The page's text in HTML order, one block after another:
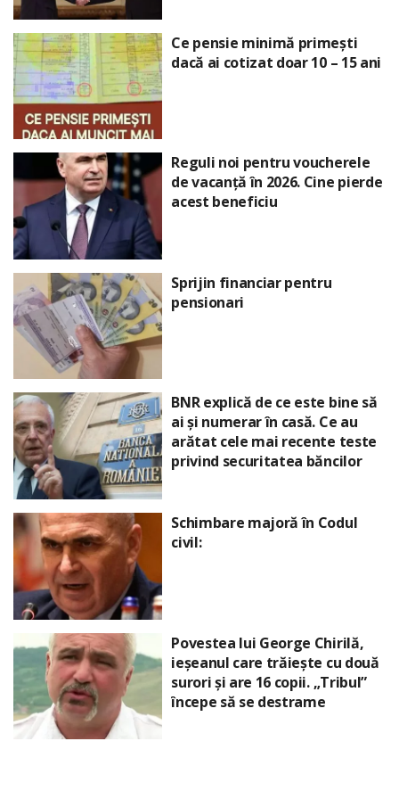
Ce pensie minimă primești
dacă ai cotizat doar 10 – 15 ani
Reguli noi pentru voucherele
de vacanță în 2026. Cine pierde
acest beneficiu
Sprijin financiar pentru
pensionari
BNR explică de ce este bine să
ai și numerar în casă. Ce au
arătat cele mai recente teste
privind securitatea băncilor
Schimbare majoră în Codul
civil:
Povestea lui George Chirilă,
ieșeanul care trăiește cu două
surori și are 16 copii. „Tribul”
începe să se destrame